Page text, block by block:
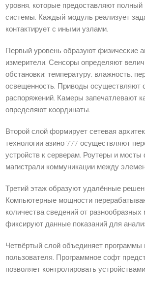
уровня, которые предоставляют
системы. Каждый модуль реализует
контактирует с иными узлами.
Первый уровень образуют физические
измерители. Сенсоры определяют
обстановки: температуру, влажность,
освещенность. Приводы осуществляют
распоряжений. Камеры запечатлевают
определяют координаты.
Второй слой формирует сетевая
технологии азино 777 осуществляют
устройств к серверам. Роутеры и
магистрали коммуникации между
Третий этаж образуют удалённые
Компьютерные мощности
количества сведений от
фиксируют данные показаний для
Четвёртый слой объединяет
пользователя. Программное софт
позволяет контролировать